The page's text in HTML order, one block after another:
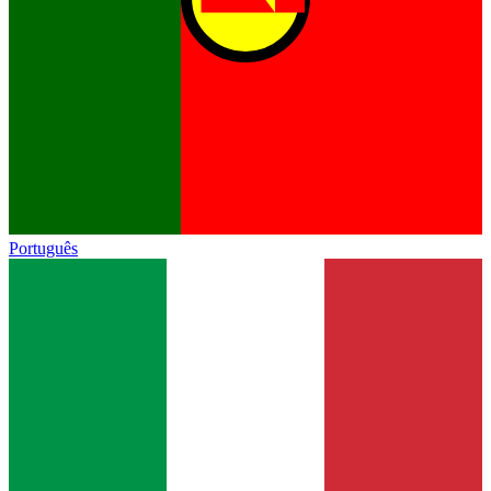
Português